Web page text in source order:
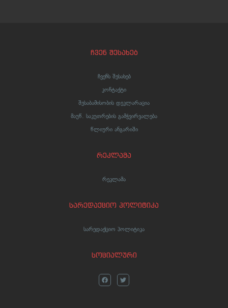
ჩვენ შესახებ
ჩვენს შესახებ
კონტაქტი
შესაბამისობის დეკლარაცია
მაუწ. საკუთრების გამჭვირვალება
წლიური ანგარიში
რეკლამა
რეკლამა
სარედაქციო პოლიტიკა
სარედაქციო პოლიტიკა
სოციალური